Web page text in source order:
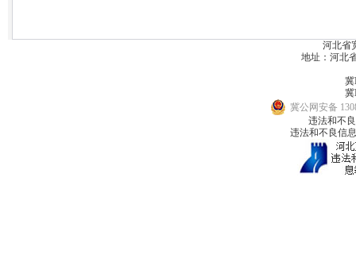
河北省
地址：河北
冀
冀
冀公网安备
违法和不
违法和不良信